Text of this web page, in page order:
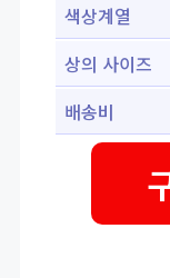
색상계열
상의 사이즈
배송비